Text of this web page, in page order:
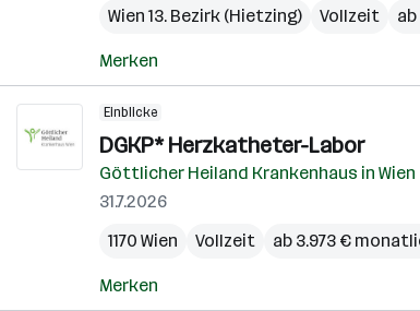
Wien 13. Bezirk (Hietzing)
Vollzeit
Merken
Einblicke
DGKP* Herzkatheter-Labor
Göttlicher Heiland Krankenhaus in Wien
31.7.2026
1170 Wien
Vollzeit ab 3.973 €
Merken